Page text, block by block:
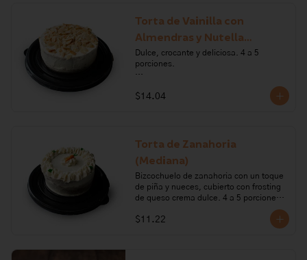
sal, pasas, carragenano, glucosa.
Alérgenos: leche, lactosa, gluten,
huevo, nueces de arbol
Torta de Vainilla con
Almendras y Nutella
(Mediana)
Dulce, crocante y deliciosa. 4 a 5
porciones.
azúcar, mantequilla, polvo para
Alérgenos: Gluten, huevos, leche,
nuestros productos pueden contener
trazas de: frutos secos, gluten, huevo,
lactosa, leche, maní, marisco, mostaza,
pescado, soya, sulfito.
$14.04
Torta de Zanahoria
(Mediana)
Bizcochuelo de zanahoria con un toque
de piña y nueces, cubierto con frosting
de queso crema dulce. 4 a 5 porciones.
Ingredientes: harina de trigo, zanahoria,
nueces, vainilla, azúcar, aceite vegetal,
$11.22